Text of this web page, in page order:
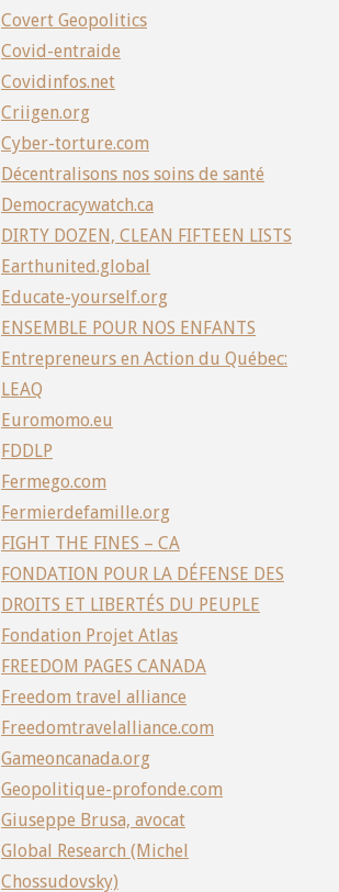
Covert Geopolitics
Covid-entraide
Covidinfos.net
Criigen.org
Cyber-torture.com
Décentralisons nos soins de santé
Democracywatch.ca
DIRTY DOZEN, CLEAN FIFTEEN LISTS
Earthunited.global
Educate-yourself.org
ENSEMBLE POUR NOS ENFANTS
Entrepreneurs en Action du Québec:
LEAQ
Euromomo.eu
FDDLP
Fermego.com
Fermierdefamille.org
FIGHT THE FINES – CA
FONDATION POUR LA DÉFENSE DES
DROITS ET LIBERTÉS DU PEUPLE
Fondation Projet Atlas
FREEDOM PAGES CANADA
Freedom travel alliance
Freedomtravelalliance.com
Gameoncanada.org
Geopolitique-profonde.com
Giuseppe Brusa, avocat
Global Research (Michel
Chossudovsky)